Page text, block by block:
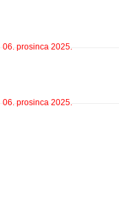
06. prosinca 2025.
06. prosinca 2025.